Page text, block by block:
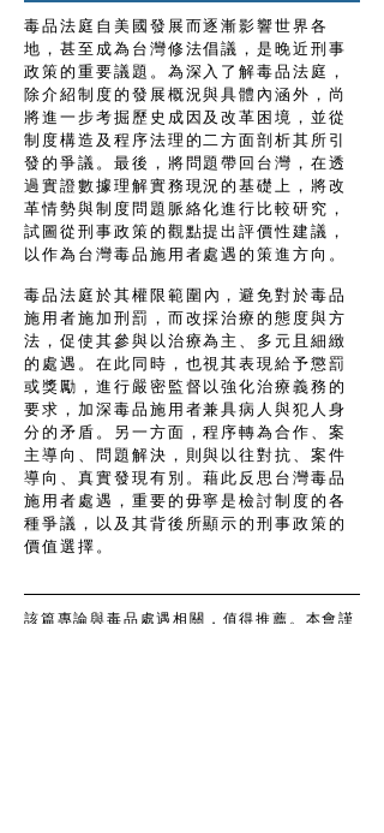
毒品法庭自美國發展而逐漸影響世界各
地，甚至成為台灣修法倡議，是晚近刑事
政策的重要議題。為深入了解毒品法庭，
除介紹制度的發展概況與具體內涵外，尚
將進一步考掘歷史成因及改革困境，並從
制度構造及程序法理的二方面剖析其所引
發的爭議。最後，將問題帶回台灣，在透
過實證數據理解實務現況的基礎上，將改
革情勢與制度問題脈絡化進行比較研究，
試圖從刑事政策的觀點提出評價性建議，
以作為台灣毒品施用者處遇的策進方向。
毒品法庭於其權限範圍內，避免對於毒品
施用者施加刑罰，而改採治療的態度與方
法，促使其參與以治療為主、多元且細緻
的處遇。在此同時，也視其表現給予懲罰
或獎勵，進行嚴密監督以強化治療義務的
要求，加深毒品施用者兼具病人與犯人身
分的矛盾。另一方面，程序轉為合作、案
主導向、問題解決，則與以往對抗、案件
導向、真實發現有別。藉此反思台灣毒品
施用者處遇，重要的毋寧是檢討制度的各
種爭議，以及其背後所顯示的刑事政策的
價值選擇。
該篇專論與毒品處遇相關，值得推薦。本會謹